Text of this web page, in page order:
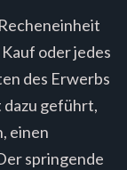
oder jedes
des Erwerbs
dazu geführt,
einen
springende